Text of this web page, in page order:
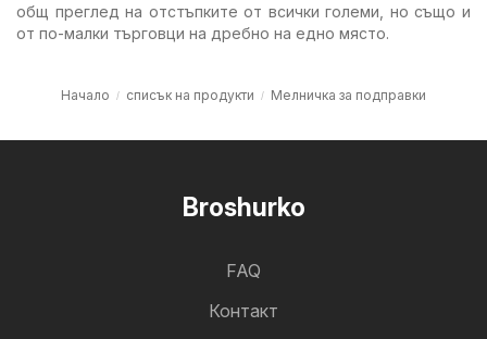
общ преглед на отстъпките от всички големи, но също и
от по-малки търговци на дребно на едно място.
Начало списък на продукти Мелничка за подправки
Broshurko
FAQ
Контакт